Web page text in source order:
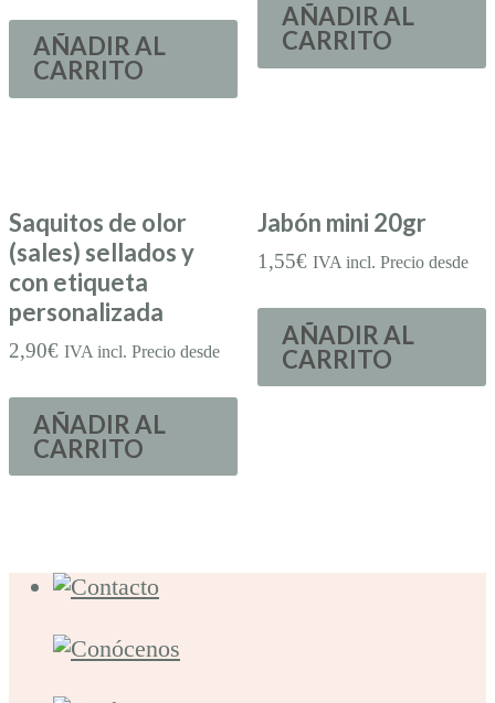
AÑADIR AL
CARRITO
AÑADIR AL
CARRITO
Saquitos de olor
(sales) sellados y
con etiqueta
personalizada
2,90€ IVA incl. Precio desde
AÑADIR AL
CARRITO
Jabón mini 20gr
1,55€ IVA incl. Precio desde
AÑADIR AL
CARRITO